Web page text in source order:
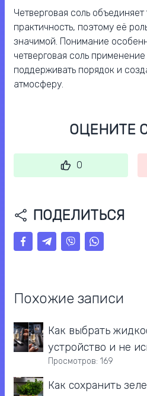
Четверговая соль
практичность, поэтому её
значимой. Понимание
четверговая соль
поддерживать порядок и
атмосферу.
ОЦЕНИТЕ
0
ПОДЕЛИТЬСЯ
Похожие записи
Как выбрать
устройство и не
Просмотров: 169
Как сохранить